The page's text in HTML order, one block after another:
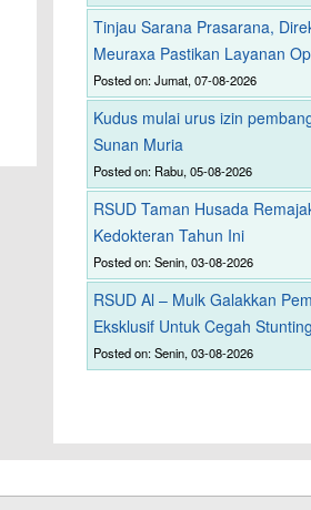
Tinjau Sarana Prasarana,
Meuraxa Pastikan Layanan
Posted on: Jumat, 07-08-2026
Kudus mulai urus izin
Sunan Muria
Posted on: Rabu, 05-08-2026
RSUD Taman Husada
Kedokteran Tahun Ini
Posted on: Senin, 03-08-2026
RSUD Al – Mulk Galakkan
Eksklusif Untuk Cegah Stunting
Posted on: Senin, 03-08-2026